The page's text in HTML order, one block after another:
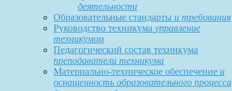
деятельности
Образовательные стандарты и требования
Руководство техникума управление
техникумом
Педагогический состав техникума
преподаватели техникума
Материально-техническое обеспечение и
оснащенность образовательного процесса,